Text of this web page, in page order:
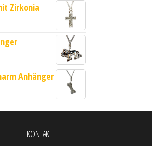
Zirkonia
Anhänger
KONTAKT